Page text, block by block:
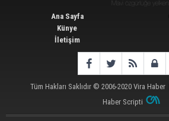
Ana Sayfa
Künye
İletişim
Tüm Hakları Saklıdır © 2006-2020 Vira Haber
Haber Scripti